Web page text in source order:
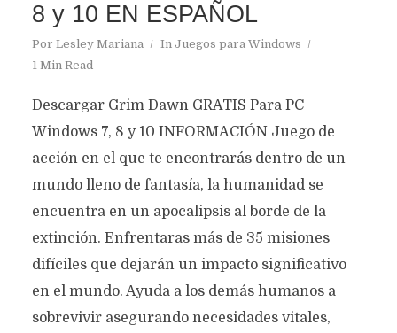
8 y 10 EN ESPAÑOL
Por Lesley Mariana In Juegos para Windows
1 Min Read
Descargar Grim Dawn GRATIS Para PC
Windows 7, 8 y 10 INFORMACIÓN Juego de
acción en el que te encontrarás dentro de un
mundo lleno de fantasía, la humanidad se
encuentra en un apocalipsis al borde de la
extinción. Enfrentaras más de 35 misiones
difíciles que dejarán un impacto significativo
en el mundo. Ayuda a los demás humanos a
sobrevivir asegurando necesidades vitales,